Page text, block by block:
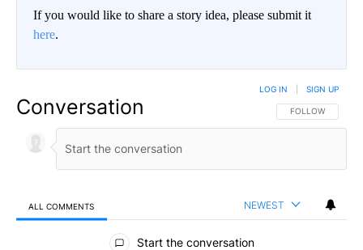
If you would like to share a story idea, please submit it
here.
Conversation FOLLOW THIS
FOLLOW
LOG IN SIGN UP
ALL COMMENTS NEWEST
All Comments
Start the conversation